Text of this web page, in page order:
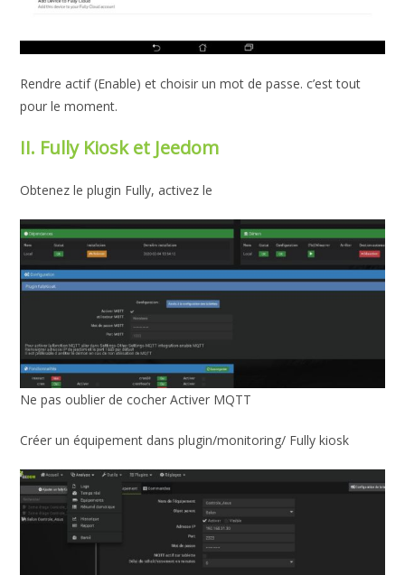
Rendre actif (Enable) et choisir un mot de passe. c’est tout
pour le moment.
II. Fully Kiosk et Jeedom
Obtenez le plugin Fully, activez le
Ne pas oublier de cocher Activer MQTT
Créer un équipement dans plugin/monitoring/ Fully kiosk